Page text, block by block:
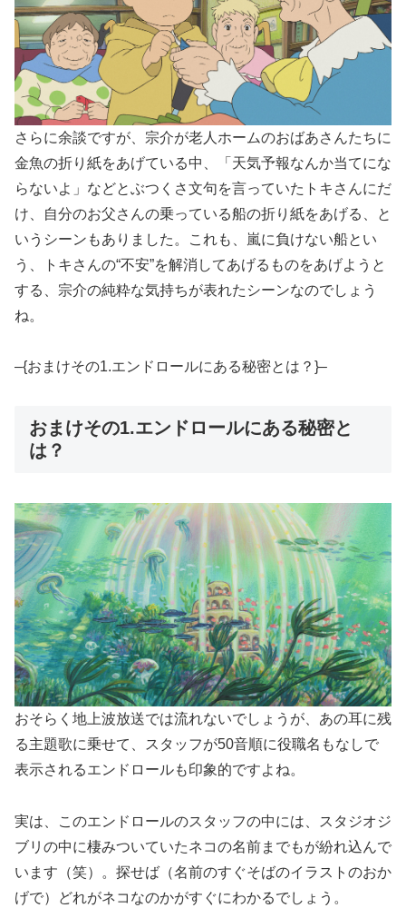
さらに余談ですが、宗介が老人ホームのおばあさんたちに
金魚の折り紙をあげている中、「天気予報なんか当てにな
らないよ」などとぶつくさ文句を言っていたトキさんにだ
け、自分のお父さんの乗っている船の折り紙をあげる、と
いうシーンもありました。これも、嵐に負けない船とい
う、トキさんの“不安”を解消してあげるものをあげようと
する、宗介の純粋な気持ちが表れたシーンなのでしょう
ね。
–{おまけその1.エンドロールにある秘密とは？}–
おまけその1.エンドロールにある秘密と
は？
おそらく地上波放送では流れないでしょうが、あの耳に残
る主題歌に乗せて、スタッフが50音順に役職名もなしで
表示されるエンドロールも印象的ですよね。
実は、このエンドロールのスタッフの中には、スタジオジ
ブリの中に棲みついていたネコの名前までもが紛れ込んで
います（笑）。探せば（名前のすぐそばのイラストのおか
げで）どれがネコなのかがすぐにわかるでしょう。